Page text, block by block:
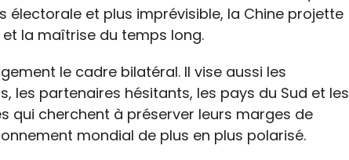
électorale et plus imprévisible, la Chine projette
la maîtrise du temps long.
le cadre bilatéral. Il vise aussi les
les partenaires hésitants, les pays du Sud et les
qui cherchent à préserver leurs marges de
mondial de plus en plus polarisé.